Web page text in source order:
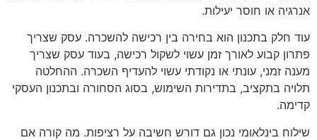
אנרגיה או חוסר יעילות.
עוד חלק בתכנון הוא בחירה בין רכישה להשכרה. עסק שצריך
פתרון קבוע לאורך זמן עשוי לשקול רכישה, בעוד עסק שצריך
מענה זמני, עונתי או נקודתי עשוי להעדיף השכרה. ההחלטה
תלויה בתקציב, בתדירות השימוש, בסוג הסחורה ובתכנון העסקי
קדימה.
שילוח בינלאומי נכון גם דורש חשיבה על רציפות. מה קורה אם